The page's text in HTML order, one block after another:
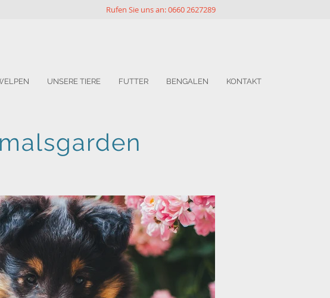
Rufen Sie uns an: 0660 2627289
UNSERE TIERE FUTTER BENGALEN KONTAKT